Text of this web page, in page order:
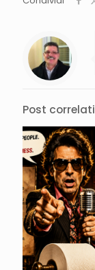
Post correlati